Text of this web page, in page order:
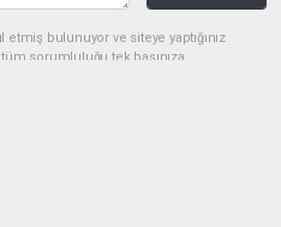
etmiş bulunuyor ve siteye yaptığınız
sorumluluğu tek başınıza